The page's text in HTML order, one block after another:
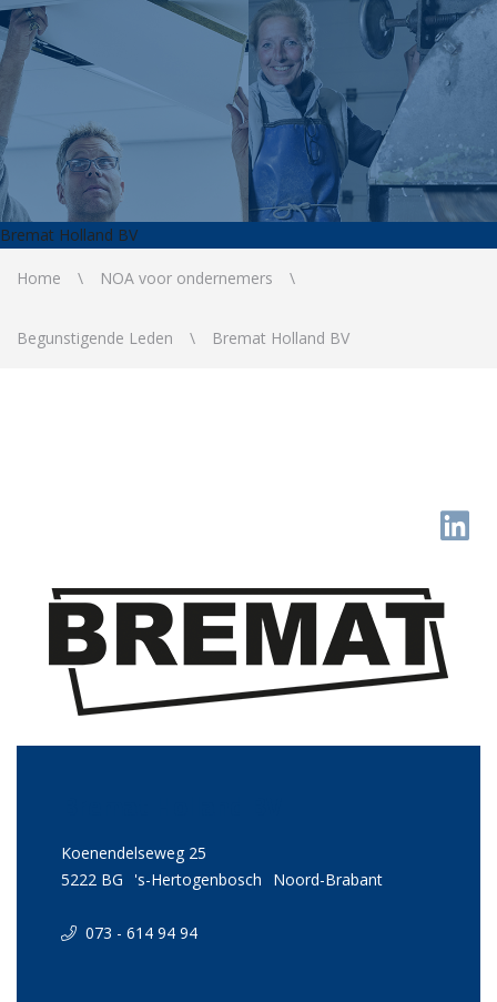
Bremat Holland BV
Home NOA voor ondernemers
Begunstigende Leden Bremat Holland BV
Koenendelseweg 25
5222 BG
's-Hertogenbosch Noord-Brabant
073 - 614 94 94